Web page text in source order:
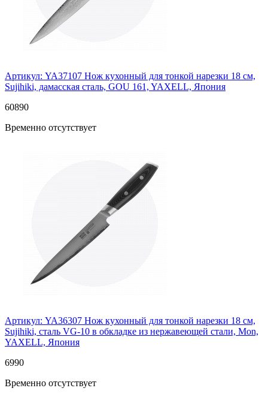
Артикул: YA37107 Нож кухонный для тонкой нарезки 18 см,
Sujihiki, дамасская сталь, GOU 161, YAXELL, Япония
60890
Временно отсутствует
Артикул: YA36307 Нож кухонный для тонкой нарезки 18 см,
Sujihiki, сталь VG-10 в обкладке из нержавеющей стали, Mon,
YAXELL, Япония
6990
Временно отсутствует